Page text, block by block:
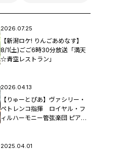
2026.07.25
【新潟ロケ! りんごあめなす】
8/1(土)ごご6時30分放送「満天
☆青空レストラン」
2026.04.13
【りゅーとぴあ】ヴァシリー・
ペトレンコ指揮 ロイヤル・フ
ィルハーモニー管弦楽団 ピア
2025.04.01